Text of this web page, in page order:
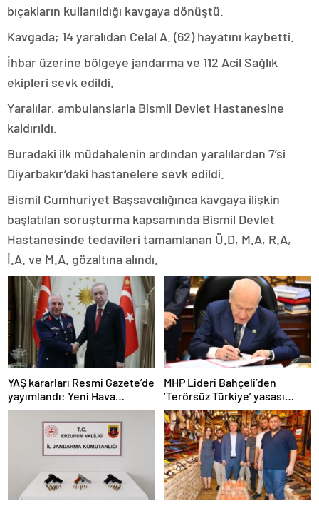
bıçakların kullanıldığı kavgaya dönüştü.
Kavgada; 14 yaralıdan Celal A. (62) hayatını kaybetti.
İhbar üzerine bölgeye jandarma ve 112 Acil Sağlık
ekipleri sevk edildi.
Yaralılar, ambulanslarla Bismil Devlet Hastanesine
kaldırıldı.
Buradaki ilk müdahalenin ardından yaralılardan 7’si
Diyarbakır’daki hastanelere sevk edildi.
Bismil Cumhuriyet Başsavcılığınca kavgaya ilişkin
başlatılan soruşturma kapsamında Bismil Devlet
Hastanesinde tedavileri tamamlanan Ü.D, M.A, R.A,
İ.A. ve M.A. gözaltına alındı.
YAŞ kararları Resmi Gazete’de
yayımlandı: Yeni Hava
Kuvvetleri Komutanı
Orgeneral Rafet Dalkıran
MHP Lideri Bahçeli’den
‘Terörsüz Türkiye’ yasası
açıklaması: “Herkes kazandı”